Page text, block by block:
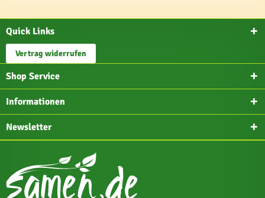
Quick Links
Vertrag widerrufen
Shop Service
Informationen
Newsletter